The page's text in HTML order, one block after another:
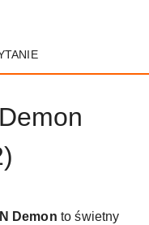
Demon to świetny